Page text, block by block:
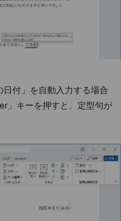
付」を自動入力する場合
」キーを押すと、定型句が